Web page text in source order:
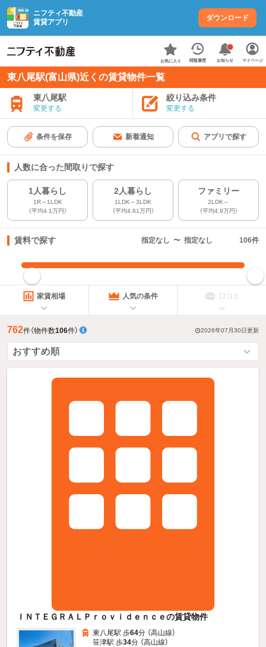
ニフティ不動産
賃貸アプリ
ダウンロード
お気に入り 閲覧履歴 お知らせ マイページ
東八尾駅(富山県)近くの賃貸物件一覧
東八尾駅
変更する
絞り込み条件
変更する
条件を保存 新着通知 アプリで探す
人数に合った間取りで探す
1人暮らし
1R～1LDK
（平均4.1万円）
2人暮らし
1LDK～3LDK
（平均4.61万円）
ファミリー
2LDK～
（平均4.9万円）
賃料で探す 指定なし 〜 指定なし 106件
指定した賃料で絞り込む
家賃相場 人気の条件 口コミ
762件（物件数106件） 2026年07月30日更新
ＩＮＴＥＧＲＡＬＰｒｏｖｉｄｅｎｃｅの賃貸物件
東八尾駅 歩64分 （高山線）
笹津駅 歩34分 （高山線）